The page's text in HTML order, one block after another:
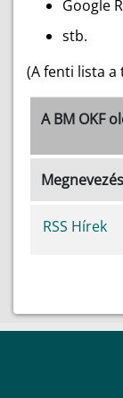
Google
stb.
(A fenti lista a
A BM OKF
Megnevezés
RSS Hírek